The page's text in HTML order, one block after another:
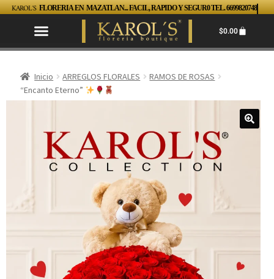
KAROL´S FLORERIA EN MAZATLAN... FACIL, RAPIDO Y SEGUR0 TEL. 6699820748
$0.00
Inicio ARREGLOS FLORALES
RAMOS DE ROSAS
“Encanto Eterno”